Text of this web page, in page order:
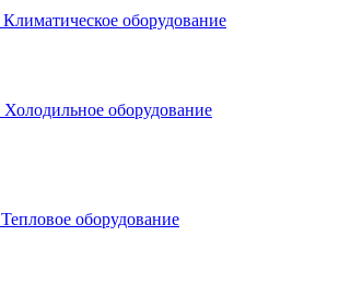
Климатическое оборудование
Холодильное оборудование
Тепловое оборудование